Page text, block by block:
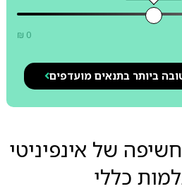
₪ 0
ביותר בתנאים מועדפים
של אינפיניטי
כללי